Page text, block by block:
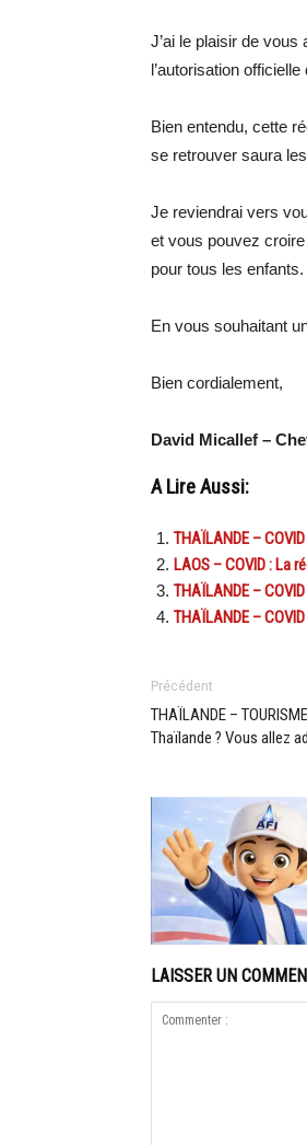
J’ai le plaisir de
l’autorisation
Bien entendu, cette
se retrouver saura
Je reviendrai vers
et vous pouvez
pour tous les enfants.
En vous souhaitant
Bien cordialement,
David Micallef –
A Lire Aussi:
THAÏLANDE –
LAOS – COVID : La
THAÏLANDE –
THAÏLANDE –
Précédent
THAÏLANDE –
Thaïlande ? Vous allez
LAISSER UN